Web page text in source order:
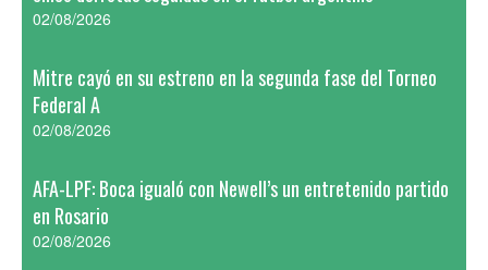
02/08/2026
Mitre cayó en su estreno en la segunda fase del Torneo
Federal A
02/08/2026
AFA-LPF: Boca igualó con Newell’s un entretenido partido
en Rosario
02/08/2026